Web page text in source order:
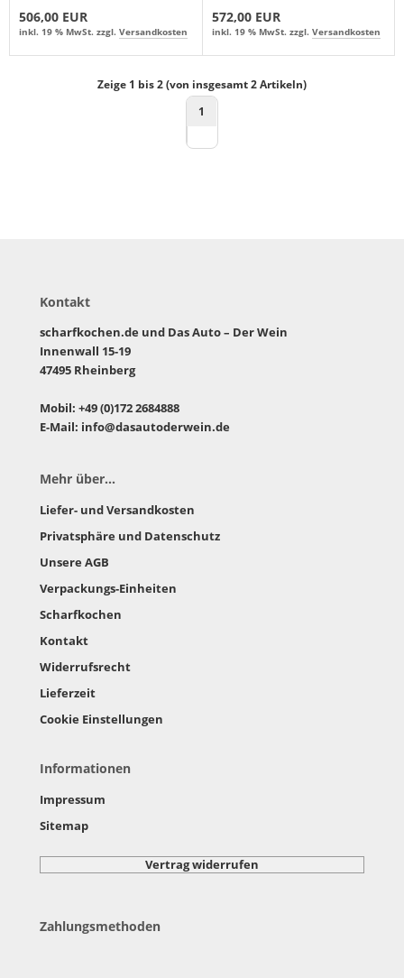
506,00 EUR
inkl. 19 % MwSt. zzgl. Versandkosten
572,00 EUR
inkl. 19 % MwSt. zzgl. Versandkosten
Zeige 1 bis2(von insgesamt2Artikeln)
1
Kontakt
scharfkochen.de und Das Auto – Der Wein
Innenwall 15-19
47495 Rheinberg
Mobil: +49 (0)172 2684888
E-Mail: info@dasautoderwein.de
Mehr über...
Liefer- und Versandkosten
Privatsphäre und Datenschutz
Unsere AGB
Verpackungs-Einheiten
Scharfkochen
Kontakt
Widerrufsrecht
Lieferzeit
Cookie Einstellungen
Informationen
Impressum
Sitemap
Vertrag widerrufen
Zahlungsmethoden